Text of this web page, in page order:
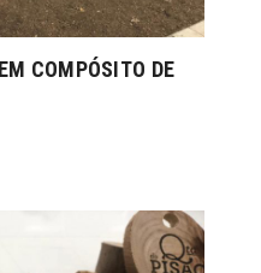
COMPÓSITO DE